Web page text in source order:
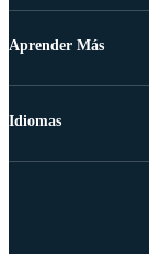
Aprender Más
Idiomas